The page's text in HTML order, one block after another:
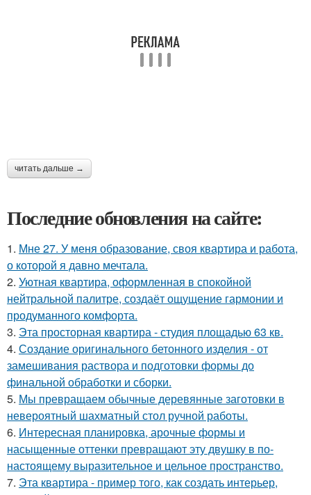
читать дальше →
Последние обновления на сайте:
1. Мне 27. У меня образование, своя квартира и работа,
о которой я давно мечтала.
2. Уютная квартира, оформленная в спокойной
нейтральной палитре, создаёт ощущение гармонии и
продуманного комфорта.
3. Эта просторная квартира - студия площадью 63 кв.
4. Создание оригинального бетонного изделия - от
замешивания раствора и подготовки формы до
финальной обработки и сборки.
5. Мы превращаем обычные деревянные заготовки в
невероятный шахматный стол ручной работы.
6. Интересная планировка, арочные формы и
насыщенные оттенки превращают эту двушку в по-
настоящему выразительное и цельное пространство.
7. Эта квартира - пример того, как создать интерьер,